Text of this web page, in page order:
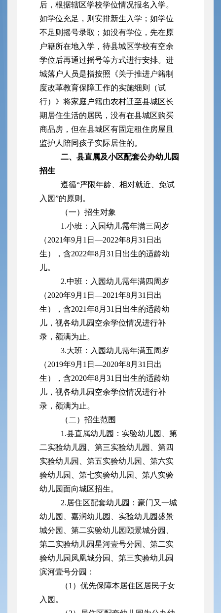
后，根据辖区学校学位情况报名入学。
如学位充足，则安排新生入学；如学位
不足则摇号录取；如没有学位，先在原
户籍所在地入学，待县城区学校有空余
学位后再通过摇号等方式进行安排。进
城落户人员是指按照《关于推进户籍制
度改革教育保障工作的实施细则（试
行）》将家庭户籍由农村迁至县城区长
期居住生活的居民，没有在县城区购买
商品房，但在县城区有固定租住房屋且
监护人陪同孩子实际居住的。
二、县直属及小区配套公办幼儿园
招生
遵循“严限年龄、相对就近、免试
入园”的原则。
（一）招生对象
1.小班：入园幼儿需年满三周岁
（2021年9月1日—2022年8月31日出
生），含2022年8月31日出生的适龄幼
儿。
2.中班：入园幼儿需年满四周岁
（2020年9月1日—2021年8月31日出
生），含2021年8月31日出生的适龄幼
儿，视各幼儿园空余学位情况进行补
录，额满为止。
3.大班：入园幼儿需年满五周岁
（2019年9月1日—2020年8月31日出
生），含2020年8月31日出生的适龄幼
儿，视各幼儿园空余学位情况进行补
录，额满为止。
（二）招生范围
1.县直属幼儿园：实验幼儿园、第
二实验幼儿园、第三实验幼儿园、第四
实验幼儿园、第五实验幼儿园、第六实
验幼儿园、第七实验幼儿园、第八实验
幼儿园面向城区招生。
2.居住区配套幼儿园：豪门又一城
幼儿园、嘉润幼儿园、实验幼儿园盛景
城分园、第二实验幼儿园颐景城分园、
第二实验幼儿园星河壹号分园、第二实
验幼儿园凤凰城分园、第三实验幼儿园
滨河壹号分园：
（1）优先保障本居住区居民子女
入园。